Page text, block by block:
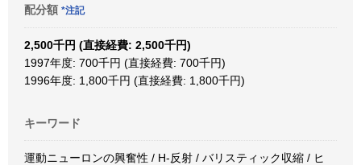
配分額 *注記
2,500千円 (直接経費: 2,500千円)
1997年度: 700千円 (直接経費: 700千円)
1996年度: 1,800千円 (直接経費: 1,800千円)
キーワード
運動ニューロンの興奮性 / H-反射 / バリスティック収縮 / ヒ